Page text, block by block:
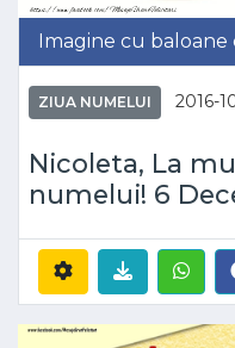
Imagine cu baloane
ZIUA NUMELUI 2016-
Nicoleta, La
numelui! 6